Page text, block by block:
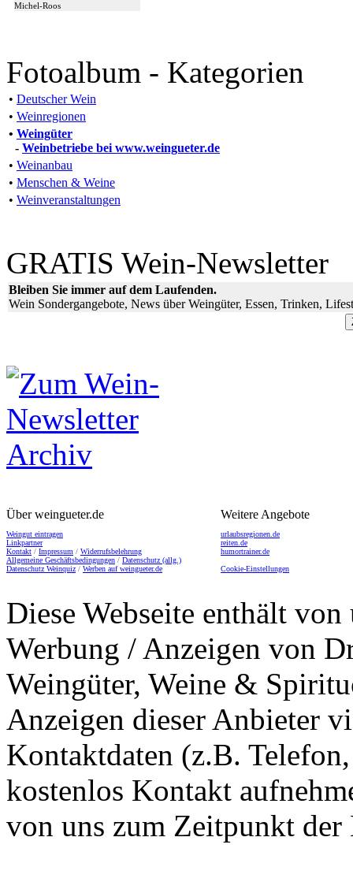
Michel-Roos
Fotoalbum - Kategorien
• Deutscher Wein
• Weinregionen
• Weingüter
- Weinbetriebe bei www.weingueter.de
• Weinanbau
• Menschen & Weine
• Weinveranstaltungen
GRATIS Wein-Newsletter
Bleiben Sie immer auf dem Laufenden.
Wein Sondergangebote, News über Weingüter, Essen, Trinken,
Über weingueter.de
Weingut eintragen
Linkpartner
Kontakt / Impressum / Widerrufsbelehrung
Allgemeine Geschäftsbedingungen / Datenschutz (allg.)
Datenschutz Weinquiz / Werben auf weingueter.de
Weitere Angebote
urlaubsregionen.de
reiten.de
humortrainer.de
Cookie-Einstellungen
Diese Webseite enthält
Werbung / Anzeigen von
Weingüter, Weine &
Anzeigen dieser Anbieter
Kontaktdaten (z.B.
kostenlos Kontakt
von uns zum Zeitpunkt